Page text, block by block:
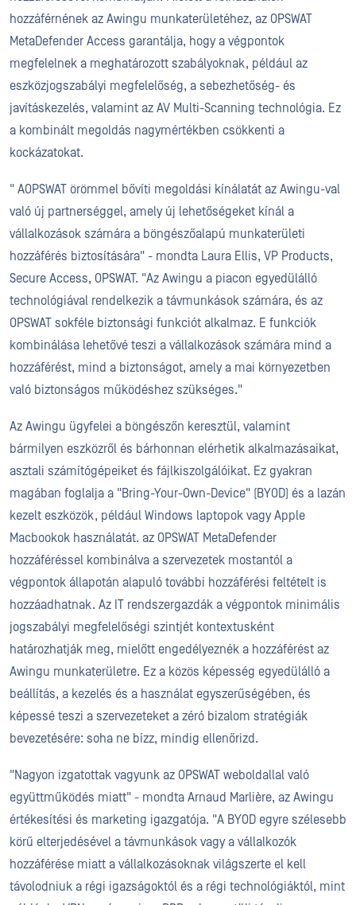
hozzáférnének az Awingu munkaterületéhez, az OPSWAT
MetaDefender Access garantálja, hogy a végpontok
megfelelnek a meghatározott szabályoknak, például az
eszközjogszabályi megfelelőség, a sebezhetőség- és
javításkezelés, valamint az AV Multi-Scanning technológia. Ez
a kombinált megoldás nagymértékben csökkenti a
kockázatokat.
" AOPSWAT örömmel bővíti megoldási kínálatát az Awingu-val
való új partnerséggel, amely új lehetőségeket kínál a
vállalkozások számára a böngészőalapú munkaterületi
hozzáférés biztosítására" - mondta Laura Ellis, VP Products,
Secure Access, OPSWAT. "Az Awingu a piacon egyedülálló
technológiával rendelkezik a távmunkások számára, és az
OPSWAT sokféle biztonsági funkciót alkalmaz. E funkciók
kombinálása lehetővé teszi a vállalkozások számára mind a
hozzáférést, mind a biztonságot, amely a mai környezetben
való biztonságos működéshez szükséges."
Az Awingu ügyfelei a böngészőn keresztül, valamint
bármilyen eszközről és bárhonnan elérhetik alkalmazásaikat,
asztali számítógépeiket és fájlkiszolgálóikat. Ez gyakran
magában foglalja a "Bring-Your-Own-Device" (BYOD) és a lazán
kezelt eszközök, például Windows laptopok vagy Apple
Macbookok használatát. az OPSWAT MetaDefender
hozzáféréssel kombinálva a szervezetek mostantól a
végpontok állapotán alapuló további hozzáférési feltételt is
hozzáadhatnak. Az IT rendszergazdák a végpontok minimális
jogszabályi megfelelőségi szintjét kontextusként
határozhatják meg, mielőtt engedélyeznék a hozzáférést az
Awingu munkaterületre. Ez a közös képesség egyedülálló a
beállítás, a kezelés és a használat egyszerűségében, és
képessé teszi a szervezeteket a zéró bizalom stratégiák
bevezetésére: soha ne bízz, mindig ellenőrizd.
"Nagyon izgatottak vagyunk az OPSWAT weboldallal való
együttműködés miatt" - mondta Arnaud Marlière, az Awingu
értékesítési és marketing igazgatója. "A BYOD egyre szélesebb
körű elterjedésével a távmunkások vagy a vállalkozók
hozzáférése miatt a vállalkozásoknak világszerte el kell
távolodniuk a régi igazságoktól és a régi technológiáktól, mint